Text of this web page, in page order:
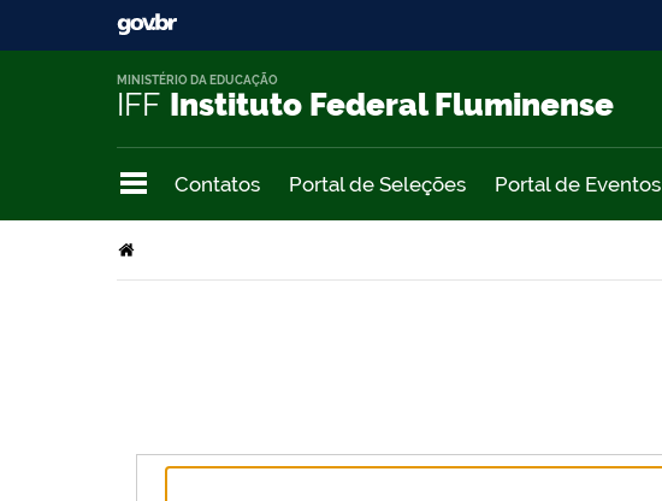
IFF Instituto Federal Fluminense
MINISTÉRIO DA EDUCAÇÃO
Contatos Portal de Seleções Portal de Eventos